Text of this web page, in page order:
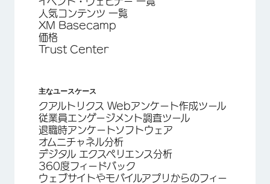
人気コンテンツ 一覧
XM Basecamp
価格
Trust Center
主なユースケース
クアルトリクス Webアンケート作成ツール
従業員エンゲージメント調査ツール
退職時アンケートソフトウェア
オムニチャネル分析
デジタル エクスペリエンス分析
360度フィードバック
ウェブサイトやモバイルアプリからのフィー